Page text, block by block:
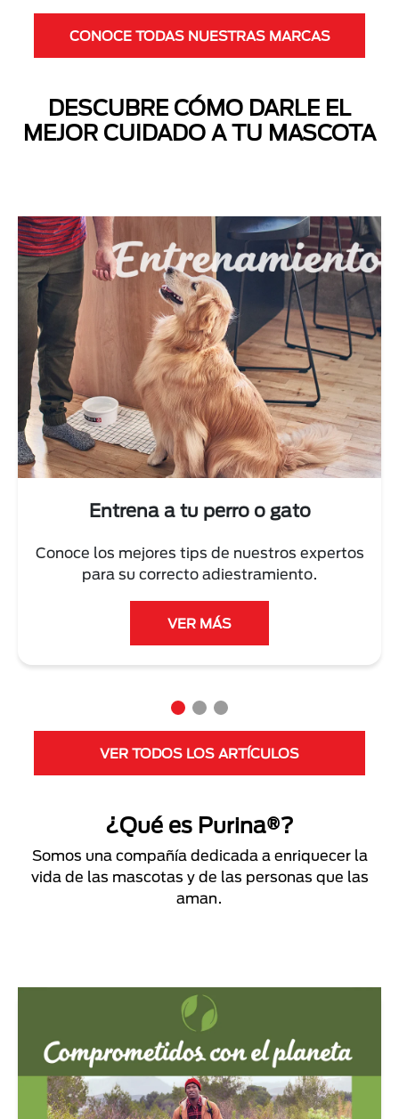
Next
CONOCE TODAS NUESTRAS MARCAS
DESCUBRE CÓMO DARLE EL
MEJOR CUIDADO A TU MASCOTA
Entrena a tu perro o gato
Conoce los mejores tips de nuestros expertos
para su correcto adiestramiento.
VER MÁS
VER TODOS LOS ARTÍCULOS
¿Qué es Purina®?
Somos una compañía dedicada a enriquecer la
vida de las mascotas y de las personas que las
aman.